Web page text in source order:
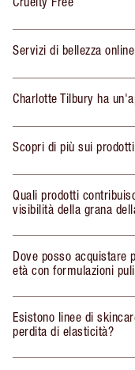
Servizi di bellezza online
Charlotte Tilbury ha
Scopri di più sui
Quali prodotti
visibilità della grana
Dove posso acquistare
età con formulazioni
Esistono linee di
perdita di elasticità?